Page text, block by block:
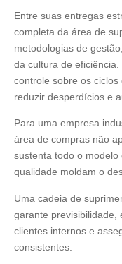
Entre suas entregas
completa da área de
metodologias de
da cultura de
controle sobre os ciclos
reduzir desperdícios e
Para uma empresa
área de compras não
sustenta todo o
qualidade moldam o
Uma cadeia de
garante previsibilidade,
clientes internos e
consistentes.